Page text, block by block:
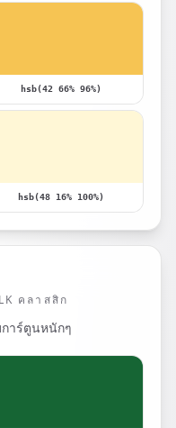
hsb(42 66% 96%)
hsb(48 16% 100%)
คลาสสิก
าร์ตูนหนักๆ